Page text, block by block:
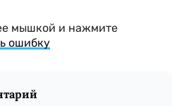
мышкой и нажмите
ошибку